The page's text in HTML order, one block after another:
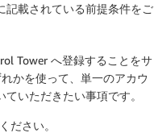
記載されている前提条件をご
Tower へ登録することをサ
かを使って、単一のアカウ
いただきたい事項です。
ださい。